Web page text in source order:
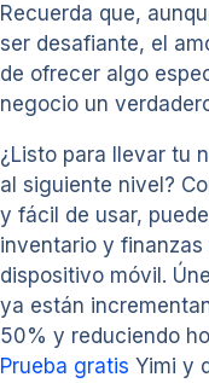
Recuerda que,
ser desafiante, el
de ofrecer algo
negocio un
¿Listo para llevar tu
al siguiente nivel?
y fácil de usar,
inventario y
dispositivo móvil.
ya están
50% y reduciendo
Prueba gratis Yimi y